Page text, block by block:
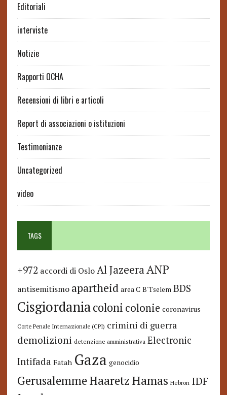
Editoriali
interviste
Notizie
Rapporti OCHA
Recensioni di libri e articoli
Report di associazioni o istituzioni
Testimonianze
Uncategorized
video
TAGS
+972 accordi di Oslo Al JazeeraANP
antisemitismo apartheid area C B'Tselem BDS
Cisgiordaniacoloni colonie coronavirus
Corte Penale Internazionale (CPI) crimini di guerra
demolizioni detenzione amministrativa Electronic
Intifada Fatah Gaza genocidio
GerusalemmeHaaretzHamas Hebron IDF